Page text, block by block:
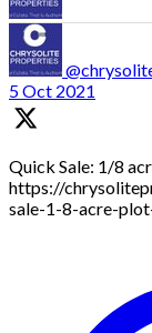
5 Oct 2021
Quick Sale: 1/8
https://
sale-1-8-acre-